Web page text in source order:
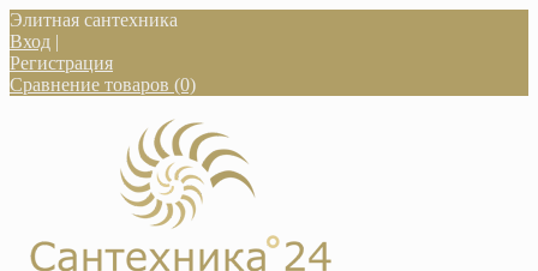
Элитная сантехника
Вход |
Регистрация
Сравнение товаров (0)